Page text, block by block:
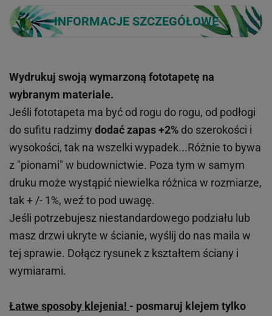
INFORMACJE SZCZEGÓŁOWE
Wydrukuj swoją wymarzoną fototapetę na
wybranym materiale.
Jeśli fototapeta ma być od rogu do rogu, od podłogi
do sufitu radzimy dodać zapas +2% do szerokości i
wysokości, tak na wszelki wypadek...Różnie to bywa
z "pionami" w budownictwie. Poza tym w samym
druku może wystąpić niewielka różnica w rozmiarze,
tak + /- 1%, weź to pod uwagę.
Jeśli potrzebujesz niestandardowego podziału lub
masz drzwi ukryte w ścianie, wyślij do nas maila w
tej sprawie. Dołącz rysunek z kształtem ściany i
wymiarami.
Łatwe sposoby klejenia! - posmaruj klejem tylko